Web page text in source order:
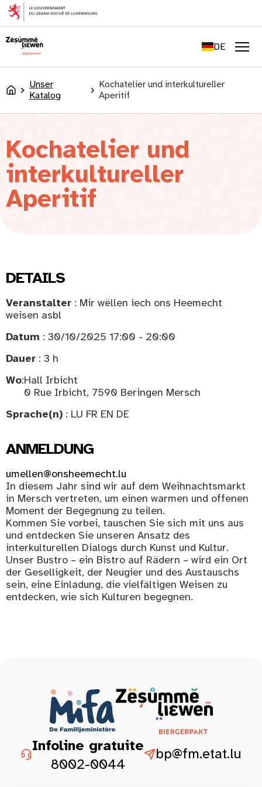
springen
DE
LU
Accueil
Unser
Katalog
Kochatelier und interkultureller
Aperitif
Kochatelier und
interkultureller
Aperitif
DETAILS
Veranstalter : Mir wëllen iech ons Heemecht
weisen asbl
Datum : 30/10/2025 17:00 - 20:00
Dauer : 3 h
Wo:Hall Irbicht
0 Rue Irbicht, 7590 Beringen Mersch
Sprache(n) : LU FR EN DE
ANMELDUNG
umellen@onsheemecht.lu
In diesem Jahr sind wir auf dem Weihnachtsmarkt
in Mersch vertreten, um einen warmen und offenen
Moment der Begegnung zu teilen.
Kommen Sie vorbei, tauschen Sie sich mit uns aus
und entdecken Sie unseren Ansatz des
interkulturellen Dialogs durch Kunst und Kultur.
Unser Bustro – ein Bistro auf Rädern – wird ein Ort
der Geselligkeit, der Neugier und des Austauschs
sein, eine Einladung, die vielfältigen Weisen zu
entdecken, wie sich Kulturen begegnen.
Infoline gratuite
8002-0044
bp@fm.etat.lu